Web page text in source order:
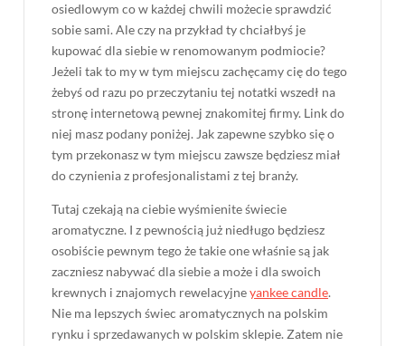
osiedlowym co w każdej chwili możecie sprawdzić
sobie sami. Ale czy na przykład ty chciałbyś je
kupować dla siebie w renomowanym podmiocie?
Jeżeli tak to my w tym miejscu zachęcamy cię do tego
żebyś od razu po przeczytaniu tej notatki wszedł na
stronę internetową pewnej znakomitej firmy. Link do
niej masz podany poniżej. Jak zapewne szybko się o
tym przekonasz w tym miejscu zawsze będziesz miał
do czynienia z profesjonalistami z tej branży.
Tutaj czekają na ciebie wyśmienite świecie
aromatyczne. I z pewnością już niedługo będziesz
osobiście pewnym tego że takie one właśnie są jak
zaczniesz nabywać dla siebie a może i dla swoich
krewnych i znajomych rewelacyjneyankee candle.
Nie ma lepszych świec aromatycznych na polskim
rynku i sprzedawanych w polskim sklepie. Zatem nie